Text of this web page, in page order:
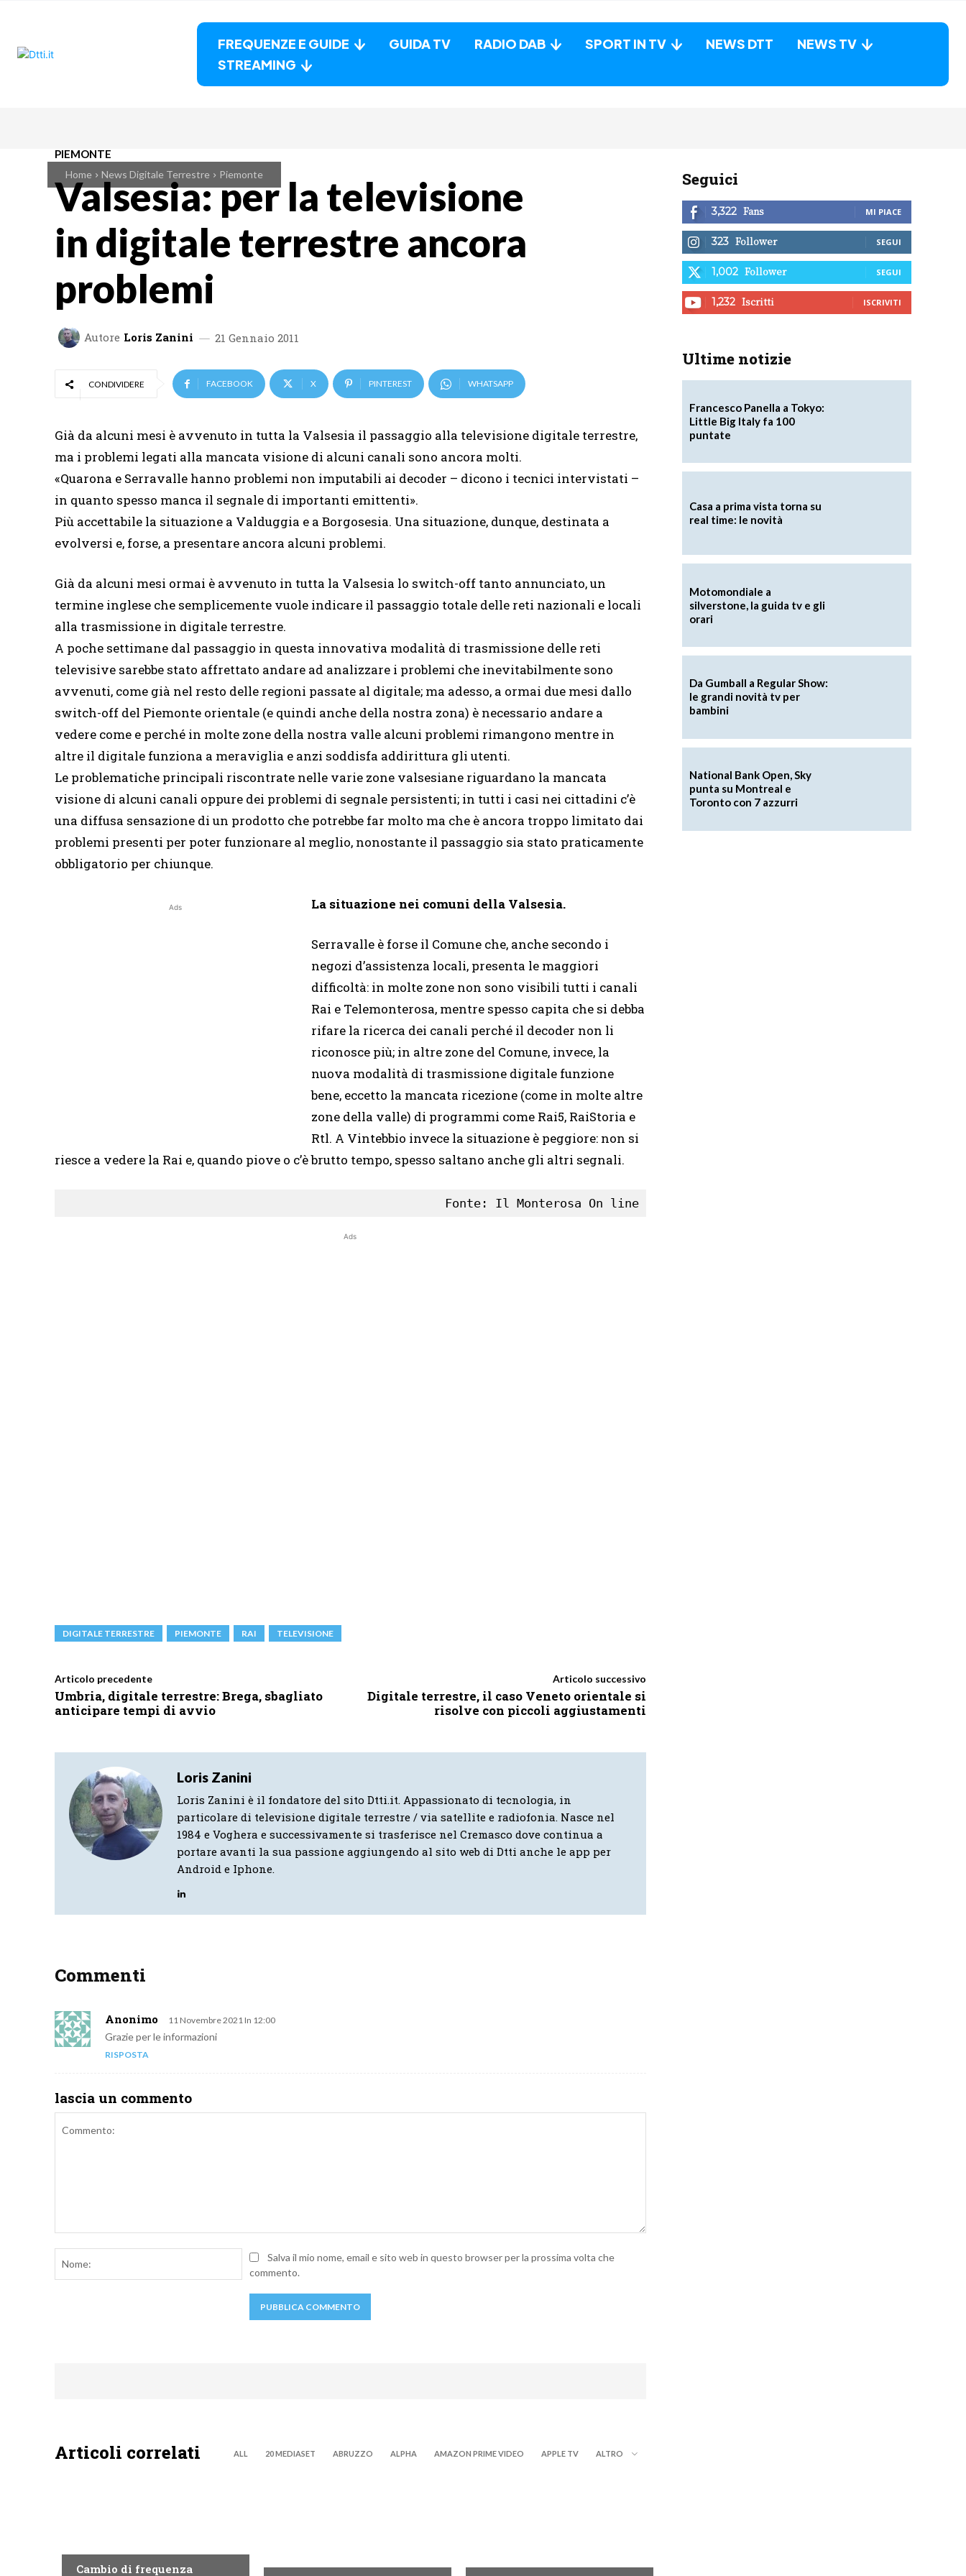
FREQUENZE E GUIDE GUIDA TV RADIO DAB SPORT IN TV NEWS DTT
NEWS TV
STREAMING
Home News Digitale Terrestre Piemonte
PIEMONTE
Valsesia: per la televisione
in digitale terrestre ancora
problemi
Autore Loris Zanini 21 Gennaio 2011
CONDIVIDERE FACEBOOK X PINTEREST WHATSAPP
Già da alcuni mesi è avvenuto in tutta la Valsesia il passaggio alla televisione digitale terrestre,
ma i problemi legati alla mancata visione di alcuni canali sono ancora molti.
«Quarona e Serravalle hanno problemi non imputabili ai decoder – dicono i tecnici intervistati –
in quanto spesso manca il segnale di importanti emittenti».
Più accettabile la situazione a Valduggia e a Borgosesia. Una situazione, dunque, destinata a
evolversi e, forse, a presentare ancora alcuni problemi.
Già da alcuni mesi ormai è avvenuto in tutta la Valsesia lo switch-off tanto annunciato, un
termine inglese che semplicemente vuole indicare il passaggio totale delle reti nazionali e locali
alla trasmissione in digitale terrestre.
A poche settimane dal passaggio in questa innovativa modalità di trasmissione delle reti
televisive sarebbe stato affrettato andare ad analizzare i problemi che inevitabilmente sono
avvenuti, come già nel resto delle regioni passate al digitale; ma adesso, a ormai due mesi dallo
switch-off del Piemonte orientale (e quindi anche della nostra zona) è necessario andare a
vedere come e perché in molte zone della nostra valle alcuni problemi rimangono mentre in
altre il digitale funziona a meraviglia e anzi soddisfa addirittura gli utenti.
Le problematiche principali riscontrate nelle varie zone valsesiane riguardano la mancata
visione di alcuni canali oppure dei problemi di segnale persistenti; in tutti i casi nei cittadini c’è
una diffusa sensazione di un prodotto che potrebbe far molto ma che è ancora troppo limitato dai
problemi presenti per poter funzionare al meglio, nonostante il passaggio sia stato praticamente
obbligatorio per chiunque.
Ads La situazione nei comuni della Valsesia.
Serravalle è forse il Comune che, anche secondo i
negozi d’assistenza locali, presenta le maggiori
difficoltà: in molte zone non sono visibili tutti i canali
Rai e Telemonterosa, mentre spesso capita che si debba
rifare la ricerca dei canali perché il decoder non li
riconosce più; in altre zone del Comune, invece, la
nuova modalità di trasmissione digitale funzione
bene, eccetto la mancata ricezione (come in molte altre
zone della valle) di programmi come Rai5, RaiStoria e
Rtl. A Vintebbio invece la situazione è peggiore: non si
riesce a vedere la Rai e, quando piove o c’è brutto tempo, spesso saltano anche gli altri segnali.
Fonte: Il Monterosa On line
Ads
DIGITALE TERRESTRE PIEMONTE RAI TELEVISIONE
Articolo precedente
Umbria, digitale terrestre: Brega, sbagliato
anticipare tempi di avvio
Articolo successivo
Digitale terrestre, il caso Veneto orientale si
risolve con piccoli aggiustamenti
Loris Zanini
Loris Zanini è il fondatore del sito Dtti.it. Appassionato di tecnologia, in
particolare di televisione digitale terrestre / via satellite e radiofonia. Nasce nel
1984 e Voghera e successivamente si trasferisce nel Cremasco dove continua a
portare avanti la sua passione aggiungendo al sito web di Dtti anche le app per
Android e Iphone.
Commenti
Anonimo 11 Novembre 2021 In 12:00
Grazie per le informazioni
RISPOSTA
lascia un commento
Nome:Salva il mio nome, email e sito web in questo browser per la prossima volta che
commento.
Articoli correlati ALL 20 MEDIASET ABRUZZO ALPHA AMAZON PRIME VIDEO APPLE TV ALTRO
Cambio di frequenza
Seguici
3,322 Fans MI PIACE
323 Follower SEGUI
1,002 Follower SEGUI
1,232 Iscritti ISCRIVITI
Ultime notizie
Francesco Panella a Tokyo:
Little Big Italy fa 100
puntate
Casa a prima vista torna su
real time: le novità
Motomondiale a
silverstone, la guida tv e gli
orari
Da Gumball a Regular Show:
le grandi novità tv per
bambini
National Bank Open, Sky
punta su Montreal e
Toronto con 7 azzurri